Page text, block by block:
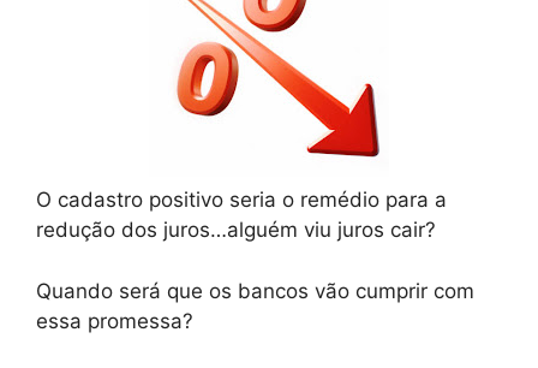
O cadastro positivo seria o remédio para a
redução dos juros…alguém viu juros cair?
Quando será que os bancos vão cumprir com
essa promessa?